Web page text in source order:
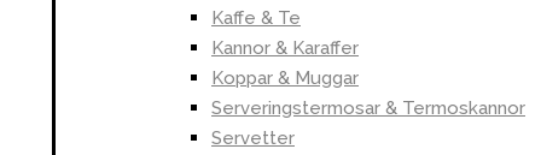
Kaffe & Te
Kannor & Karaffer
Koppar & Muggar
Serveringstermosar & Termoskannor
Servetter